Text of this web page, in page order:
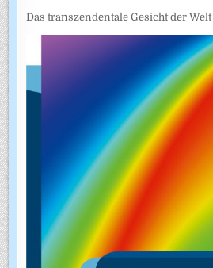
Das transzendentale Gesicht der Welt